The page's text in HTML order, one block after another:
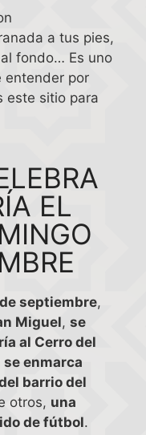
a tus pies,
fondo… Es uno
entender por
este sitio para
EL
septiembre,
Miguel, se
al Cerro del
enmarca
barrio del
otros, una
de fútbol.